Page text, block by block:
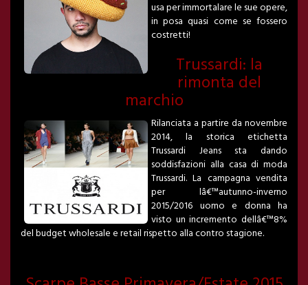
usa per immortalare le sue opere,
in posa quasi come se fossero
costretti!
Trussardi: la
rimonta del
marchio
Rilanciata a partire da novembre
2014, la storica etichetta
Trussardi Jeans sta dando
soddisfazioni alla casa di moda
Trussardi. La campagna vendita
per lâ€™autunno-inverno
2015/2016 uomo e donna ha
visto un incremento dellâ€™8%
del budget wholesale e retail rispetto alla contro stagione.